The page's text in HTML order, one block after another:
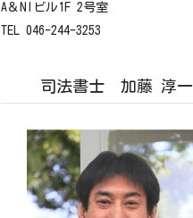
A＆NIビル1F 2号室
TEL 046-244-3253
司法書士 加藤 淳一